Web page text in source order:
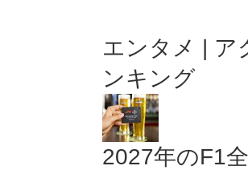
エンタメ | ア
ンキング
2027年のF1